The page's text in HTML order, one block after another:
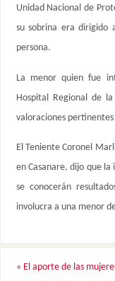
Unidad Nacional de
su sobrina era dirigido
persona.
La menor quien fue
Hospital Regional de
valoraciones pertinentes
El Teniente Coronel
en Casanare, dijo que
se conocerán
involucra a una menor
« El aporte de las